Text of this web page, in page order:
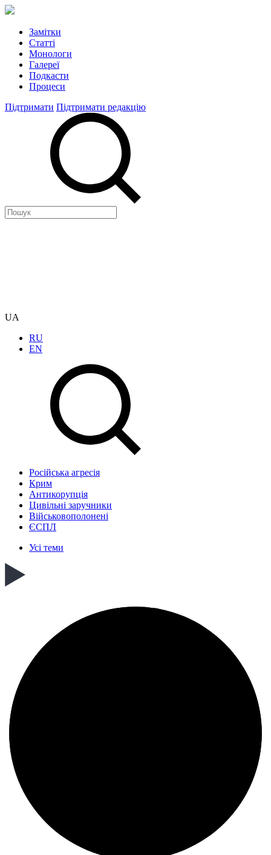
Замітки
Статті
Монологи
Галереї
Подкасти
Процеси
Підтримати Підтримати редакцію
UA
RU
EN
Російська агресія
Крим
Антикорупція
Цивільні заручники
Військовополонені
ЄСПЛ
Усі теми